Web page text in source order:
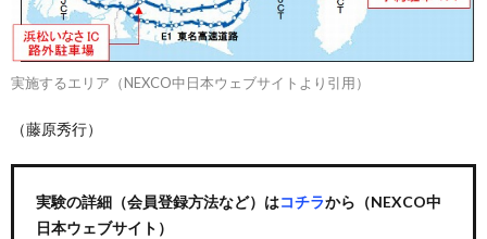
実施するエリア（NEXCO中日本ウェブサイトより引用）
（藤原秀行）
実験の詳細（会員登録方法など）はコチラから（NEXCO中
日本ウェブサイト）